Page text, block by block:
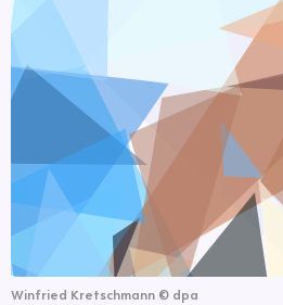
Winfried Kretschmann © dpa